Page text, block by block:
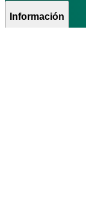
Información